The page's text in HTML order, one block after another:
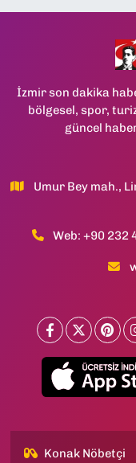
İzmir son dakika
bölgesel, spor,
güncel
Umur Bey mah.,
Web: +90 232
Konak Nöbetçi